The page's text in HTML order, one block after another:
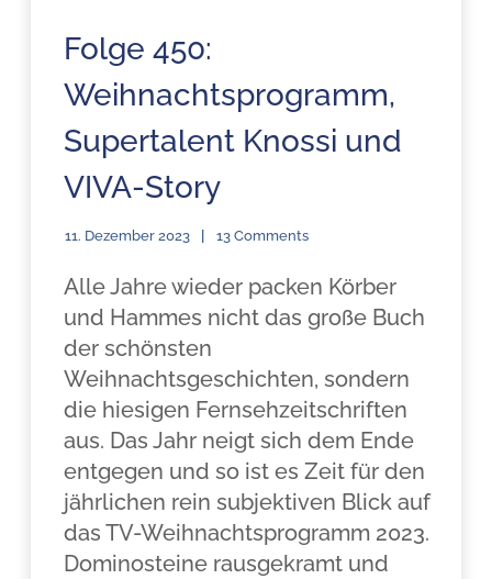
Folge 450:
Weihnachtsprogramm,
Supertalent Knossi und
VIVA-Story
11. Dezember 2023 13 Comments
Alle Jahre wieder packen Körber
und Hammes nicht das große Buch
der schönsten
Weihnachtsgeschichten, sondern
die hiesigen Fernsehzeitschriften
aus. Das Jahr neigt sich dem Ende
entgegen und so ist es Zeit für den
jährlichen rein subjektiven Blick auf
das TV-Weihnachtsprogramm 2023.
Dominosteine rausgekramt und